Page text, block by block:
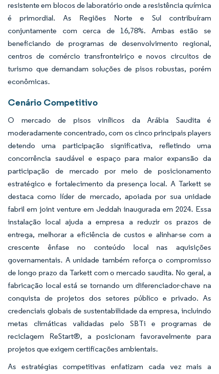
resistente em blocos de laboratório onde a resistência química
é primordial. As Regiões Norte e Sul contribuíram
conjuntamente com cerca de 16,78%. Ambas estão se
beneficiando de programas de desenvolvimento regional,
centros de comércio transfronteiriço e novos circuitos de
turismo que demandam soluções de pisos robustas, porém
econômicas.
Cenário Competitivo
O mercado de pisos vinílicos da Arábia Saudita é
moderadamente concentrado, com os cinco principais players
detendo uma participação significativa, refletindo uma
concorrência saudável e espaço para maior expansão da
participação de mercado por meio de posicionamento
estratégico e fortalecimento da presença local. A Tarkett se
destaca como líder de mercado, apoiada por sua unidade
fabril em joint venture em Jeddah inaugurada em 2024. Essa
instalação local ajuda a empresa a reduzir os prazos de
entrega, melhorar a eficiência de custos e alinhar-se com a
crescente ênfase no conteúdo local nas aquisições
governamentais. A unidade também reforça o compromisso
de longo prazo da Tarkett com o mercado saudita. No geral, a
fabricação local está se tornando um diferenciador-chave na
conquista de projetos dos setores público e privado. As
credenciais globais de sustentabilidade da empresa, incluindo
metas climáticas validadas pelo SBTi e programas de
reciclagem ReStart®, a posicionam favoravelmente para
projetos que exigem certificações ambientais.
As estratégias competitivas enfatizam cada vez mais a